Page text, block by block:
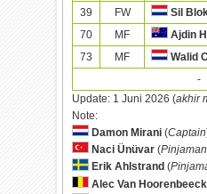
39
FW
Sil
70
MF
Ajdin
73
MF
Walid
-
Update: 1 Juni 2026 (akhir
Note:
Damon Mirani (Captain
Naci Ünüvar (
Erik Ahlstrand (
Alec Van Hoorenbeeck